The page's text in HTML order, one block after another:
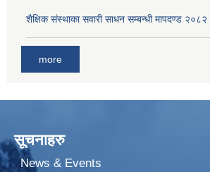
शैक्षिक संस्थाका सवारी साधन सम्बन्धी मापदण्ड २०८२
more
सूचनाहरु
News & Events